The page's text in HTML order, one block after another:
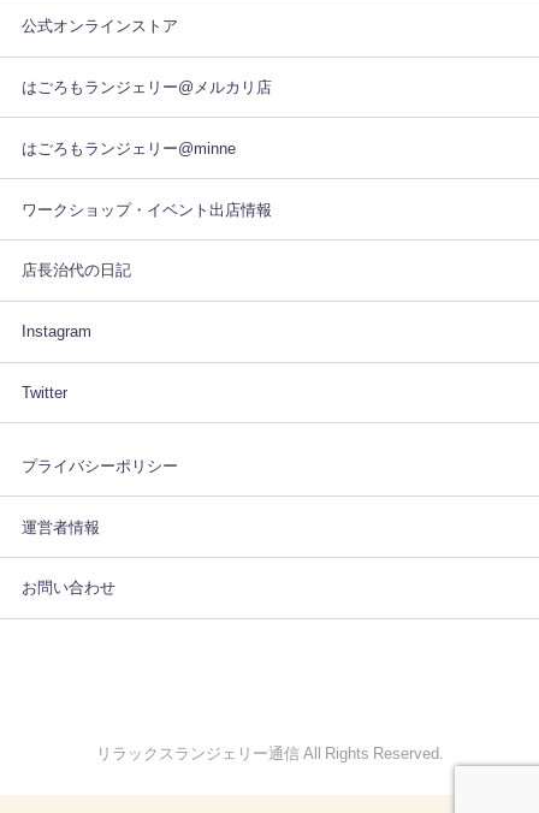
公式オンラインストア
はごろもランジェリー@メルカリ店
はごろもランジェリー@minne
ワークショップ・イベント出店情報
店長治代の日記
Instagram
Twitter
プライバシーポリシー
運営者情報
お問い合わせ
リラックスランジェリー通信 All Rights Reserved.